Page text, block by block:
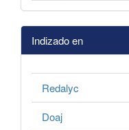
Indizado en
Redalyc
Doaj